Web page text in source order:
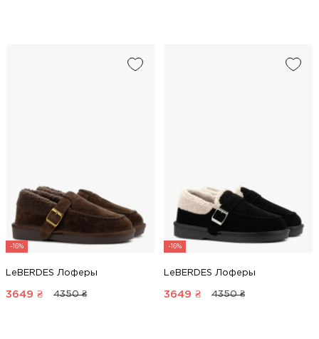
-16%
LeBERDES Лоферы
3649 ₴ 4350 ₴
-16%
LeBERDES Лоферы
3649 ₴ 4350 ₴